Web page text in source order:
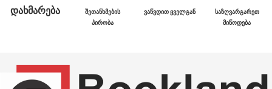
ᲓᲐᲮᲛᲐᲠᲔᲑᲐ
ᲨᲔᲗᲐᲜᲮᲛᲔᲑᲘᲡ
ᲞᲘᲠᲝᲑᲐ
ᲕᲐᲬᲕᲓᲘᲗ ᲧᲕᲔᲚᲒᲐᲜ
ᲡᲐᲖᲦᲕᲐᲠᲒᲐᲠᲔᲗ
ᲛᲘᲬᲝᲓᲔᲑᲐ